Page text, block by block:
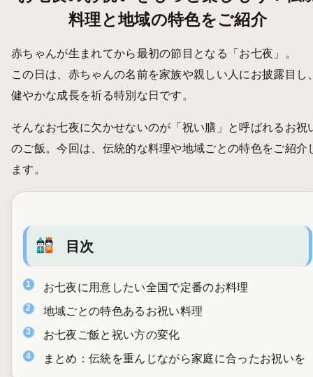
料理と地域の特色をご紹介
赤ちゃんが生まれてから最初の節目となる「お七夜」。
この日は、赤ちゃんの名前を家族や親しい人にお披露目し
健やかな成長を祈る特別な日です。
そんなお七夜に欠かせないのが「祝い膳」と呼ばれるお祝
のご飯。今回は、伝統的な料理や地域ごとの特色をご紹介
ます。
目次
お七夜に用意したい全国で定番のお料理
地域ごとの特色あるお祝い料理
お七夜ご飯と祝い方の変化
まとめ：伝統を重んじながら家庭に合ったお祝いを